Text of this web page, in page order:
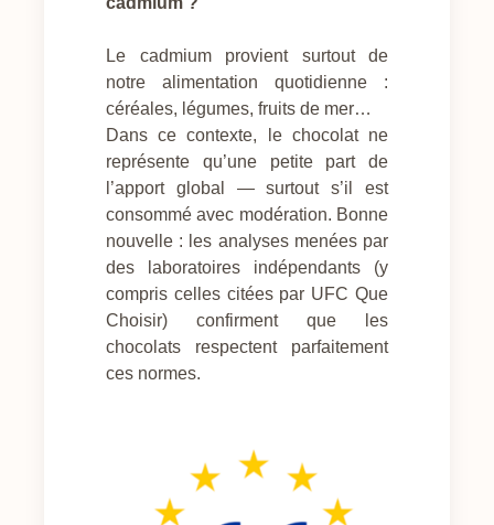
Le cadmium provient surtout de
notre alimentation quotidienne :
céréales, légumes, fruits de mer…
Dans ce contexte, le chocolat ne
représente qu’une petite part de
l’apport global — surtout s’il est
consommé avec modération. Bonne
nouvelle : les analyses menées par
des laboratoires indépendants (y
compris celles citées par UFC Que
Choisir) confirment que les
chocolats respectent parfaitement
ces normes.